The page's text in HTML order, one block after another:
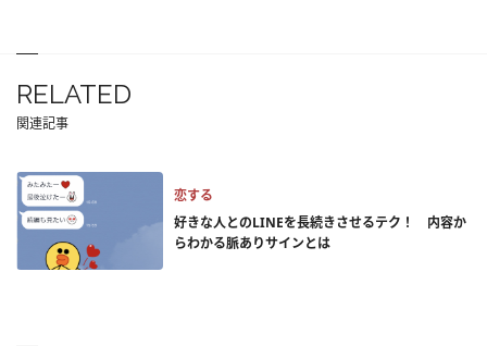
RELATED
関連記事
恋する
好きな人とのLINEを長続きさせるテク！ 内容か
らわかる脈ありサインとは